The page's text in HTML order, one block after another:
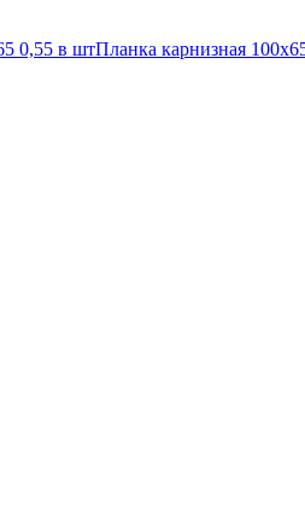
0,55 в штПланка карнизная